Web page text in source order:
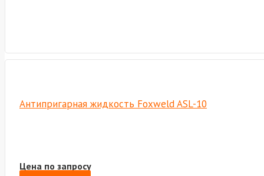
Антипригарная жидкость Foxweld ASL-10
Цена по запросу